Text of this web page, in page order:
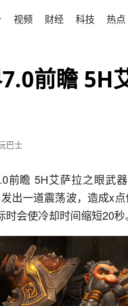
视频 财经 科技 热点
前瞻 5H
巴士
前瞻 5H艾萨拉之眼武
出一道震荡波，造成x
会使冷却时间缩短20秒